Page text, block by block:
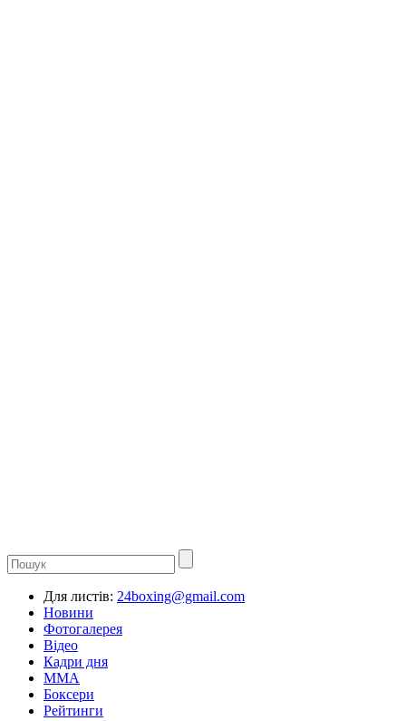
Для листів: 24boxing@gmail.com
Новини
Фотогалерея
Відео
Кадри дня
ММА
Боксери
Рейтинги